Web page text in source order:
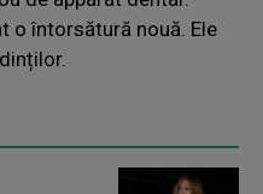
o întorsătură nouă. Ele